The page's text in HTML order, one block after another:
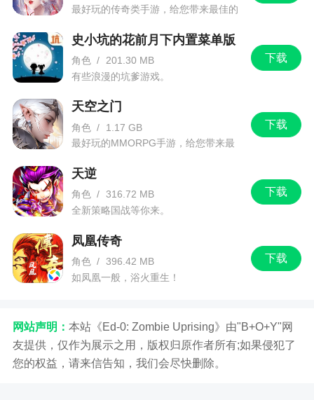
最好玩的传奇类手游，给您带来最佳的
下载
史小坑的花前月下内置菜单版
角色 /
201.30 MB
有些浪漫的坑爹游戏。
下载
天空之门
角色 /
1.17 GB
最好玩的MMORPG手游，给您带来最
下载
天逆
角色 / 316.72 MB
全新策略国战等你来。
下载
凤凰传奇
角色 / 396.42 MB
如凤凰一般，浴火重生！
网站声明： 本站《Ed-0: Zombie Uprising》由"B+O+Y"网
友提供，仅作为展示之用，版权归原作者所有;如果侵犯了
您的权益，请来信告知，我们会尽快删除。